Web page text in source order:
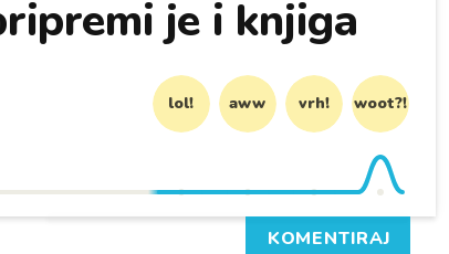
je i knjiga
lol! aww vrh! woot?!
KOMENTIRAJ